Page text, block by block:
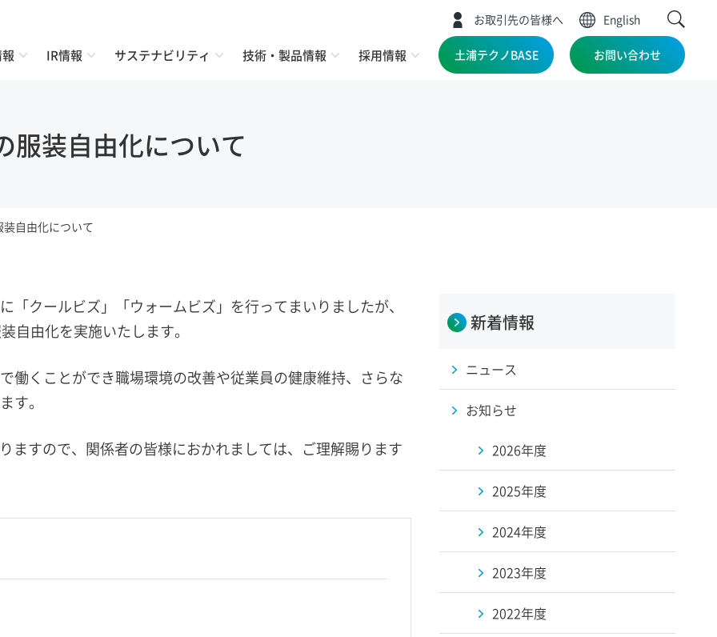
お取引先の皆様へ English
IR情報 サステナビリティ 技術・製品情報 採用情報 土浦テクノBASE お問い合わせ
服装自由化について
自由化について
クールビズ」「ウォームビズ」を行ってまいりましたが、
自由化を実施いたします。
働くことができ職場環境の改善や従業員の健康維持、さらな
す。
ますので、関係者の皆様におかれましては、ご理解賜ります
新着情報
ニュース
お知らせ
2026年度
2025年度
2024年度
2023年度
2022年度